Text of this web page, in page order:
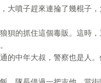
大噴子趕來連掄了幾棍子
狽的抓住這個毒販。這時
的中年大叔，警察也是人